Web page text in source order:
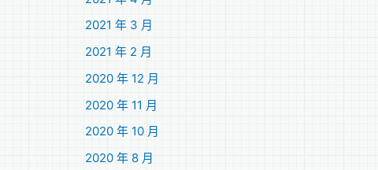
2021 年 3 月
2021 年 2 月
2020 年 12 月
2020 年 11 月
2020 年 10 月
2020 年 8 月